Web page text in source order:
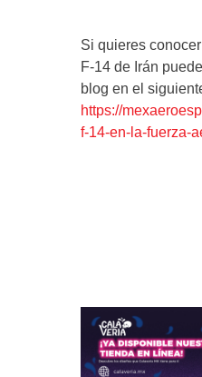
Si quieres
F-14 de Irán
blog en el
https://
f-14-en-la-fuerza-